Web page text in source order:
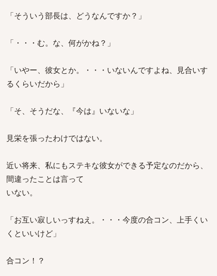
「そういう部長は、どうなんですか？」
「・・・む。な、何がかね？」
「いやー、彼女とか。・・・いないんですよね、見合いす
るくらいだから」
「そ、そうだな、『今は』いないな」
見栄を張ったわけではない。
近い将来、私にもステキな彼女ができる予定なのだから、
間違ったことは言って
いない。
「お互い寂しいっすねえ。・・・今度の合コン、上手くい
くといいけど」
合コン！？